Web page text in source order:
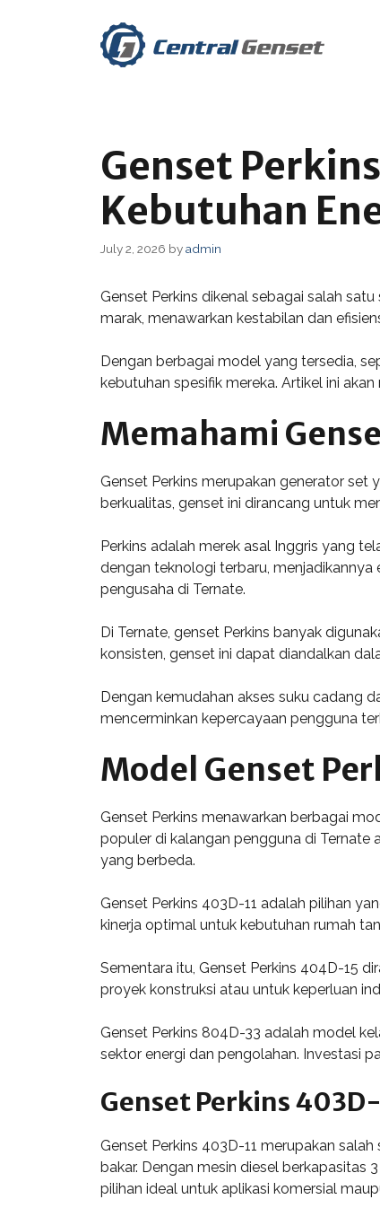
Genset
Kebutuhan
July 2, 2026 byadmin
Genset Perkins dikenal sebagai salah
marak, menawarkan kestabilan dan
Dengan berbagai model yang tersedia,
kebutuhan spesifik mereka. Artikel ini
Memahami
Genset Perkins merupakan generator set
berkualitas, genset ini dirancang untuk
Perkins adalah merek asal Inggris yang
dengan teknologi terbaru, menjadikannya
pengusaha di Ternate.
Di Ternate, genset Perkins banyak
konsisten, genset ini dapat diandalkan
Dengan kemudahan akses suku cadang
mencerminkan kepercayaan pengguna
Model Genset
Genset Perkins menawarkan berbagai
populer di kalangan pengguna di Ternate
yang berbeda.
Genset Perkins 403D-11 adalah pilihan
kinerja optimal untuk kebutuhan rumah
Sementara itu, Genset Perkins 404D-15
proyek konstruksi atau untuk keperluan
Genset Perkins 804D-33 adalah model
sektor energi dan pengolahan. Investasi
Genset Perkins 403D-
Genset Perkins 403D-11 merupakan
bakar. Dengan mesin diesel berkapasitas
pilihan ideal untuk aplikasi komersial